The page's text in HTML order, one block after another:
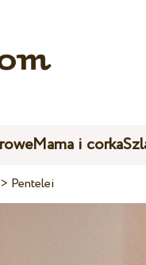
Mama i corka
Pentelei